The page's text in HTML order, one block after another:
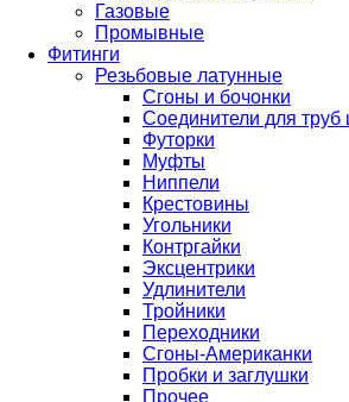
Газовые
Промывные
Фитинги
Резьбовые латунные
Сгоны и бочонки
Соединители для труб
Футорки
Муфты
Ниппели
Крестовины
Угольники
Контргайки
Эксцентрики
Удлинители
Тройники
Переходники
Сгоны-Американки
Пробки и заглушки
Прочее